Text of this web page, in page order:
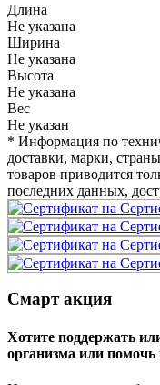
Длина
Не указана
Ширина
Не указана
Высота
Не указана
Вес
Не указан
* Информация по
доставки, марки,
товаров приводится
последних данных,
Смарт акция
Хотите поддержать
организма или помочь